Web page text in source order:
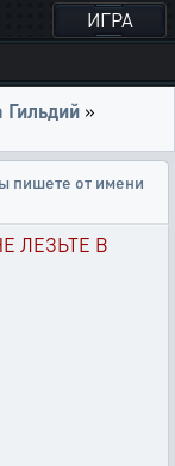
ИГРА
»
от имени
ЛЕЗЬТЕ В